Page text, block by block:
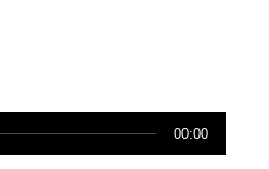
00:00